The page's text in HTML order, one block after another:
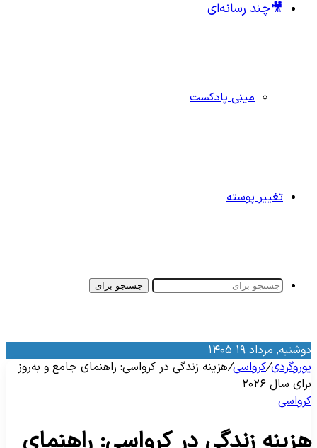
🎥چند رسانه‌ای
مینی پادکست
تغییر پوسته
جستجو برای
مرداد ۱۹ ۱۴۰۵
/کرواسی/هزینه زندگی در کرواسی: راهنمای جامع و به‌روز
سال ۲۰۲۶